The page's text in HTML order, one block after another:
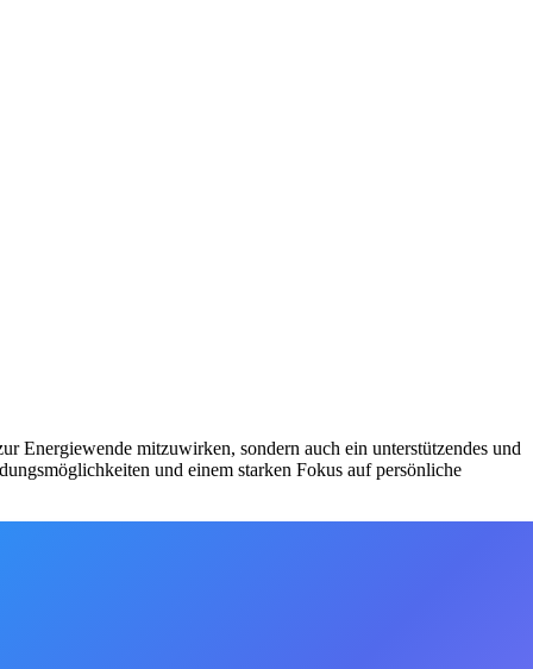
Energiewende mitzuwirken, sondern auch ein unterstützendes und
und einem starken Fokus auf persönliche